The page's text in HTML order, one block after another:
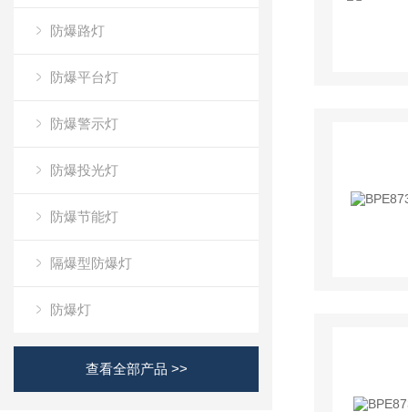
防爆路灯
防爆平台灯
防爆警示灯
防爆投光灯
防爆节能灯
隔爆型防爆灯
防爆灯
查看全部产品 >>